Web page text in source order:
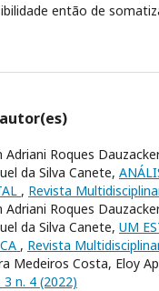
então de
Roques
da Silva Canete,
, Revista
Roques
da Silva Canete, UM
, Revista
Medeiros Costa, Eloy
n. 4 (2022)